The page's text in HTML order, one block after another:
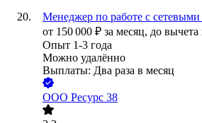
Менеджер по работе с
от 150 000 ₽ за месяц, до вычета
Опыт 1-3 года
Можно удалённо
Выплаты: Два раза в месяц
ООО Ресурс 38